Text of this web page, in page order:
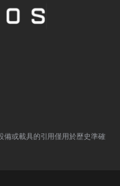
備或載具的引用僅用於歷史準確